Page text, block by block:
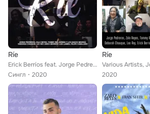
Ríe
Erick Berríos feat. Jorge Pedreros, Zalo Reyes, Tommy Rey, Adrián y los Dados Negros, Deborah Chauque, Leo Rey, Luis Lambis, Fel...
Сингл
2020
Ríe
2020